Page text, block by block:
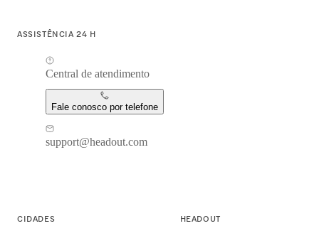
ASSISTÊNCIA 24 H
Central de atendimento
Fale conosco por telefone
support@headout.com
CIDADES HEADOUT